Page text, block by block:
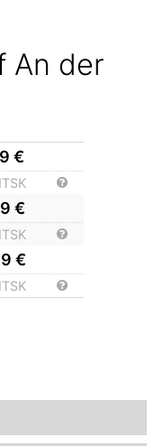
An der
€
€
€